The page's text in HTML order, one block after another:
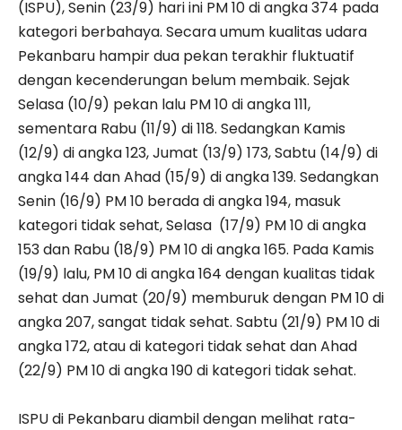
(ISPU), Senin (23/9) hari ini PM 10 di angka 374 pada
kategori berbahaya. Secara umum kualitas udara
Pekanbaru hampir dua pekan terakhir fluktuatif
dengan kecenderungan belum membaik. Sejak
Selasa (10/9) pekan lalu PM 10 di angka 111,
sementara Rabu (11/9) di 118. Sedangkan Kamis
(12/9) di angka 123, Jumat (13/9) 173, Sabtu (14/9) di
angka 144 dan Ahad (15/9) di angka 139. Sedangkan
Senin (16/9) PM 10 berada di angka 194, masuk
kategori tidak sehat, Selasa (17/9) PM 10 di angka
153 dan Rabu (18/9) PM 10 di angka 165. Pada Kamis
(19/9) lalu, PM 10 di angka 164 dengan kualitas tidak
sehat dan Jumat (20/9) memburuk dengan PM 10 di
angka 207, sangat tidak sehat. Sabtu (21/9) PM 10 di
angka 172, atau di kategori tidak sehat dan Ahad
(22/9) PM 10 di angka 190 di kategori tidak sehat.
ISPU di Pekanbaru diambil dengan melihat rata-